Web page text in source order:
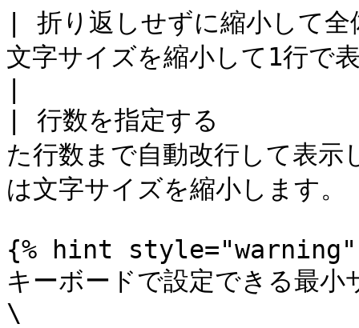
| 折り返しせずに縮小して
文字サイズを縮小して1行で
| 行数を指定する
た行数まで自動改行して表示
は文字サイズを縮小します
{% hint style="warning"
キーボードで設定できる最
\